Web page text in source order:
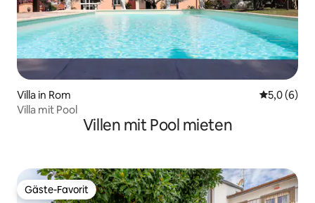
Villa in Rom
5,0 (6)
Villa mit Pool
Villen mit Pool mieten
Gäste-Favorit
Gäste-Favorit